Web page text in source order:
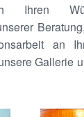
Ihren
an
Gallerie